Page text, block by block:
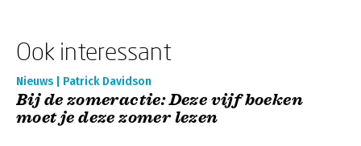
Ook interessant
Nieuws | Patrick Davidson
Bij de zomeractie: Deze vijf boeken
moet je deze zomer lezen